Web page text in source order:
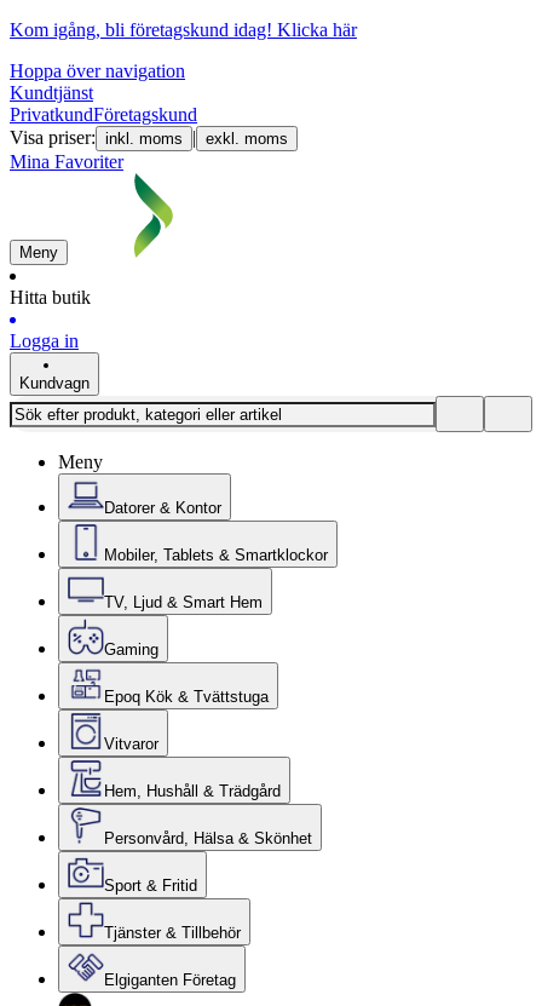
Kom igång, bli företagskund idag! Klicka här
Hoppa över navigation
Kundtjänst
PrivatkundFöretagskund
Visa priser: inkl. moms | exkl. moms
Mina Favoriter
Meny
Hitta butik
Logga in
Kundvagn
Meny
Datorer & Kontor
Mobiler, Tablets & Smartklockor
TV, Ljud & Smart Hem
Gaming
Epoq Kök & Tvättstuga
Vitvaror
Hem, Hushåll & Trädgård
Personvård, Hälsa & Skönhet
Sport & Fritid
Tjänster & Tillbehör
Elgiganten Företag